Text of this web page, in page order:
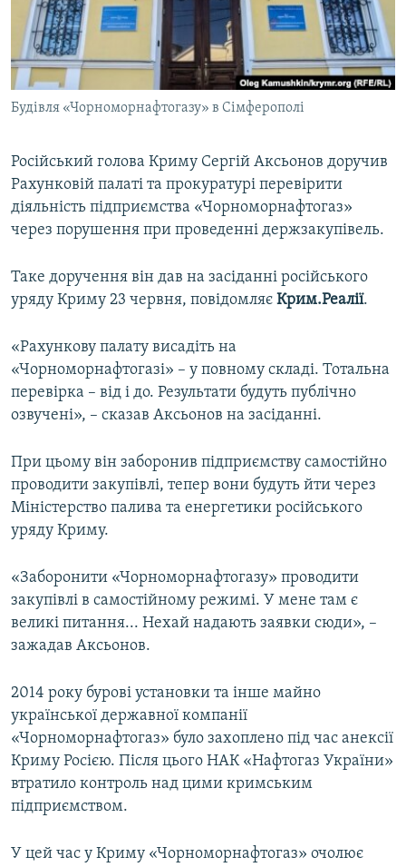
ВІДЕОУРОКИ «ELIFBE»
СВІДЧЕННЯ ОКУПАЦІЇ
УКРАЇНСЬКА ПРОБЛЕМА КРИМУ
ІНФОГРАФІКА
Русский
Qırımtatar
ДОЛУЧАЙСЯ!
Усі сайти RFE/RL
Будівля «Чорноморнафтогазу» в Сімферополі
Російський голова Криму Сергій Аксьонов доручив
Рахунковій палаті та прокуратурі перевірити
діяльність підприємства «Чорноморнафтогаз»
через порушення при проведенні держзакупівель.
Таке доручення він дав на засіданні російського
уряду Криму 23 червня, повідомляє Крим.Реалії.
«Рахункову палату висадіть на
«Чорноморнафтогазі» – у повному складі. Тотальна
перевірка – від і до. Результати будуть публічно
озвучені», – сказав Аксьонов на засіданні.
При цьому він заборонив підприємству самостійно
проводити закупівлі, тепер вони будуть йти через
Міністерство палива та енергетики російського
уряду Криму.
«Заборонити «Чорноморнафтогазу» проводити
закупівлі в самостійному режимі. У мене там є
великі питання... Нехай надають заявки сюди», –
зажадав Аксьонов.
2014 року бурові установки та інше майно
української державної компанії
«Чорноморнафтогаз» було захоплено під час анексії
Криму Росією. Після цього НАК «Нафтогаз України»
втратило контроль над цими кримським
підприємством.
У цей час у Криму «Чорноморнафтогаз» очолює